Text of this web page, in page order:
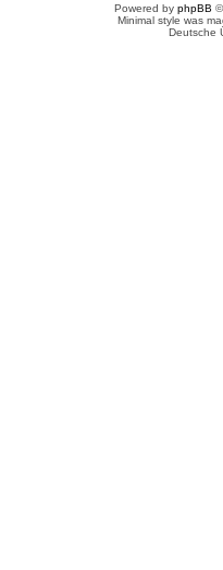
Powered by phpBB
Minimal style was
Deutsche